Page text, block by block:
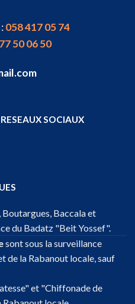
058 417 05 74
50 06 50
SOCIAUX
, Boutargues, Baccala et
du Badatz "Beit Yossef".
sont sous la surveillance
de la Rabanout locale, sauf
et "Chiffonade de